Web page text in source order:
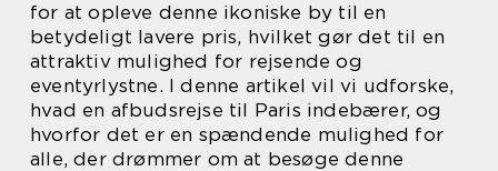
for at opleve denne ikoniske by til en
betydeligt lavere pris, hvilket gør det til en
attraktiv mulighed for rejsende og
eventyrlystne. I denne artikel vil vi udforske,
hvad en afbudsrejse til Paris indebærer, og
hvorfor det er en spændende mulighed for
alle, der drømmer om at besøge denne